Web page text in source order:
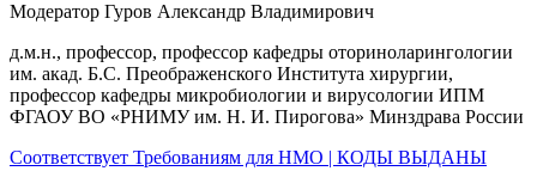
Модератор Гуров Александр Владимирович
д.м.н., профессор, профессор кафедры оториноларингологии
им. акад. Б.С. Преображенского Института хирургии,
профессор кафедры микробиологии и вирусологии ИПМ
ФГАОУ ВО «РНИМУ им. Н. И. Пирогова» Минздрава России
Соответствует Требованиям для НМО | КОДЫ ВЫДАНЫ